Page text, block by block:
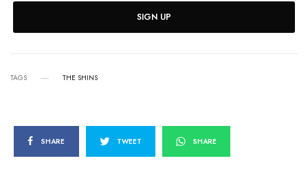
SIGN UP
TAGS THE SHINS
SHARE TWEET SHARE